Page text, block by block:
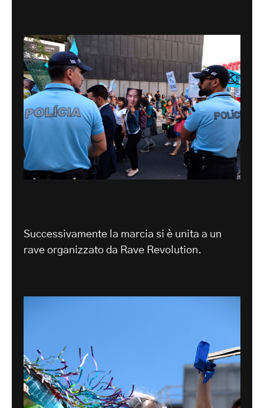
Successivamente la marcia si è unita a un
rave organizzato da Rave Revolution.